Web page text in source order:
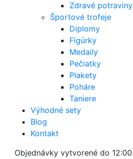
Zdravé potraviny
Športové trofeje
Diplomy
Figúrky
Medaily
Pečiatky
Plakety
Poháre
Taniere
Výhodné sety
Blog
Kontakt
Objednávky vytvorené do 12:00